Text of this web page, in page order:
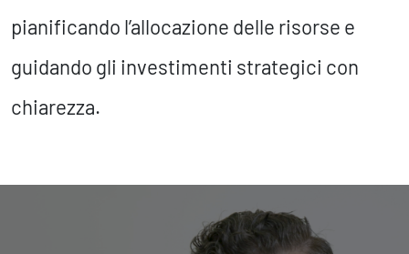
pianificando l’allocazione delle risorse e
guidando gli investimenti strategici con
chiarezza.